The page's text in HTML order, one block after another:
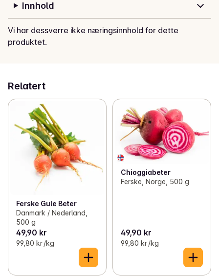
Innhold
Vi har dessverre ikke næringsinnhold for dette
produktet.
Relatert
Ferske Gule Beter
Danmark / Nederland,
500 g
49,90 kr
99,80 kr /kg
Chioggiabeter
Ferske, Norge, 500 g
49,90 kr
99,80 kr /kg